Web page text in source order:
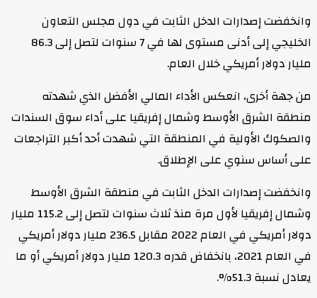
وانخفضت إصدارات الدخل الثابت في دول مجلس التعاون
الخليجي إلى أدنى مستوى لها في 7 سنوات لتصل إلى 86.3
مليار دولار أمريكي خلال العام.
من جهة أخرى، انعكس الأداء المالي الأفضل الذي شهدته
منطقة الشرق الأوسط وشمال إفريقيا على أداء سوق السندات
والصكوك الأولية في المنطقة التي شهدت أحد أكبر التراجعات
على أساس سنوي على الإطلاق.
وانخفضت إصدارات الدخل الثابت في منطقة الشرق الأوسط
وشمال إفريقيا لأول مرة منذ ثلاث سنوات لتصل إلى 115.2 مليار
دولار أمريكي في العام 2022 مقابل 236.5 مليار دولار أمريكي
في العام 2021، بانخفاض قدره 120.3 مليار دولار أمريكي أو ما
يعادل نسبة 51.3%.